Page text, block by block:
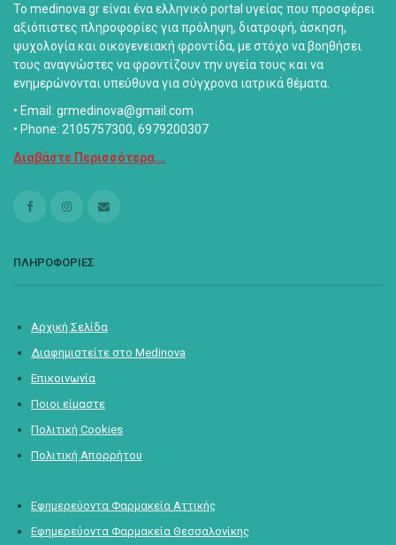
Το medinova.gr είναι ένα ελληνικό portal υγείας που προσφέρει
αξιόπιστες πληροφορίες για πρόληψη, διατροφή, άσκηση,
ψυχολογία και οικογενειακή φροντίδα, με στόχο να βοηθήσει
τους αναγνώστες να φροντίζουν την υγεία τους και να
ενημερώνονται υπεύθυνα για σύγχρονα ιατρικά θέματα.
• Email: grmedinova@gmail.com
• Phone: 2105757300, 6979200307
Διαβάστε Περισσότερα...
ΠΛΗΡΟΦΟΡΙΕΣ
Αρχική Σελίδα
Διαφημιστείτε στο Medinova
Επικοινωνία
Ποιοι είμαστε
Πολιτική Cookies
Πολιτική Απορρήτου
Εφημερεύοντα Φαρμακεία Αττικής
Εφημερεύοντα Φαρμακεία Θεσσαλονίκης